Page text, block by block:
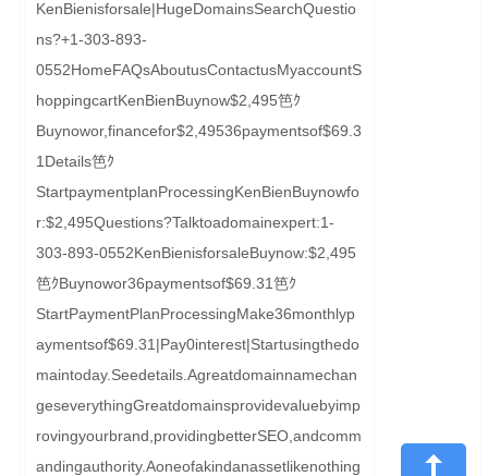
KenBienisforsale|HugeDomainsSearchQuestio
ns?+1-303-893-
0552HomeFAQsAboutusContactusMyaccountS
hoppingcartKenBienBuynow$2,495笆ｸ
Buynowor,financefor$2,49536paymentsof$69.3
1Details笆ｸ
StartpaymentplanProcessingKenBienBuynowfo
r:$2,495Questions?Talktoadomainexpert:1-
303-893-0552KenBienisforsaleBuynow:$2,495
笆ｸBuynowor36paymentsof$69.31笆ｸ
StartPaymentPlanProcessingMake36monthlyp
aymentsof$69.31|Pay0interest|Startusingthedo
maintoday.Seedetails.Agreatdomainnamechan
geseverythingGreatdomainsprovidevaluebyimp
rovingyourbrand,providingbetterSEO,andcomm
andingauthority.Aoneofakindanassetlikenothing